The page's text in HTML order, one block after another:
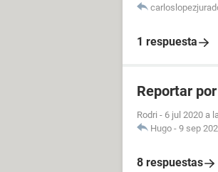
1 respuesta
Reportar
Rodri - 6 jul 2020 a
Hugo - 9 sep
8 respuestas